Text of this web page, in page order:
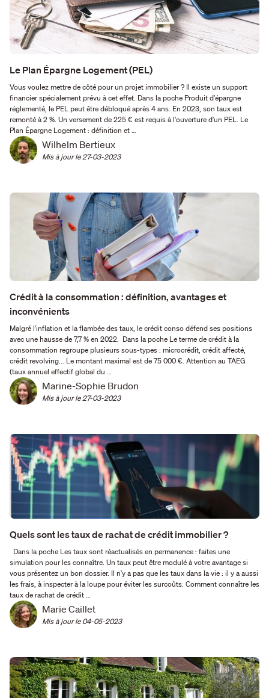
Le Plan Épargne Logement (PEL)
Vous voulez mettre de côté pour un projet immobilier ? Il existe un support
financier spécialement prévu à cet effet. Dans la poche Produit d'épargne
réglementé, le PEL peut être débloqué après 4 ans. En 2023, son taux est
remonté à 2 %. Un versement de 225 € est requis à l'ouverture d'un PEL. Le
Plan Épargne Logement : définition et …
Wilhelm Bertieux
Mis à jour le 27-03-2023
Crédit à la consommation : définition, avantages et
inconvénients
Malgré l'inflation et la flambée des taux, le crédit conso défend ses positions
avec une hausse de 7,7 % en 2022. Dans la poche Le terme de crédit à la
consommation regroupe plusieurs sous-types : microcrédit, crédit affecté,
crédit revolving... Le montant maximal est de 75 000 €. Attention au TAEG
(taux annuel effectif global du …
Marine-Sophie Brudon
Mis à jour le 27-03-2023
Quels sont les taux de rachat de crédit immobilier ?
Dans la poche Les taux sont réactualisés en permanence : faites une
simulation pour les connaître. Un taux peut être modulé à votre avantage si
vous présentez un bon dossier. Il n'y a pas que les taux dans la vie : il y a aussi
les frais, à inspecter à la loupe pour éviter les surcoûts. Comment connaître les
taux de rachat de crédit …
Marie Caillet
Mis à jour le 04-05-2023